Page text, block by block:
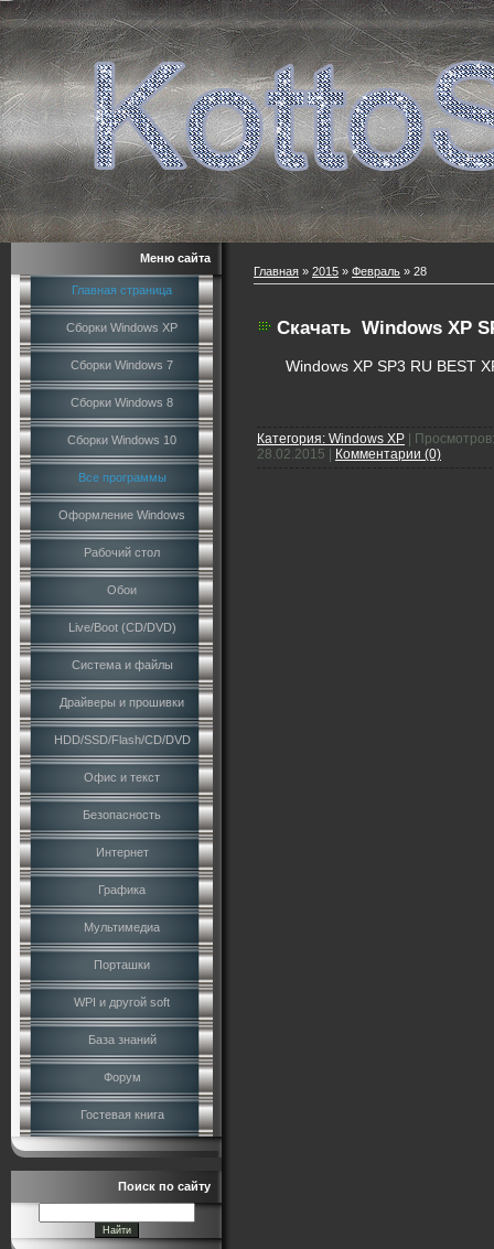
Меню сайта
Главная страница
Сборки Windows XP
Сборки Windows 7
Сборки Windows 8
Сборки Windows 10
Все программы
Оформление Windows
Рабочий стол
Обои
Live/Boot (CD/DVD)
Система и файлы
Драйверы и прошивки
HDD/SSD/Flash/CD/DVD
Офис и текст
Безопасность
Интернет
Графика
Мультимедиа
Порташки
WPI и другой soft
База знаний
Форум
Гостевая книга
Поиск по сайту
Главная » 2015 » Февраль » 28
Скачать Windows XP
Windows XP SP3 RU BEST
Категория: Windows XP
Просмотров:
28.02.2015
Комментарии (0)